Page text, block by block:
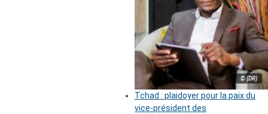
© (DR)
Tchad : plaidoyer pour la paix du
vice-président des